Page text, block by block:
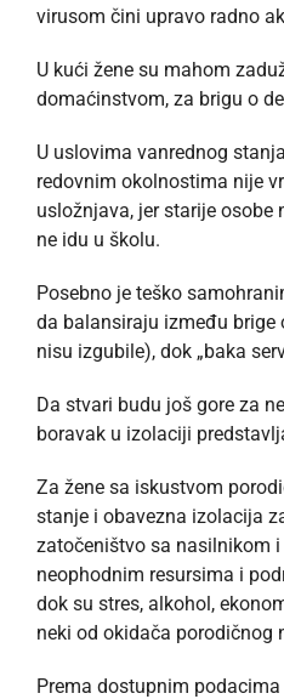
virusom čini upravo radno
U kući žene su mahom
domaćinstvom, za brigu o
U uslovima vanrednog
redovnim okolnostima nije
usložnjava, jer starije osobe
ne idu u školu.
Posebno je teško
da balansiraju između brige
nisu izgubile), dok „baka
Da stvari budu još gore za
boravak u izolaciji
Za žene sa iskustvom
stanje i obavezna izolacija
zatočeništvo sa nasilnikom i
neophodnim resursima i
dok su stres, alkohol,
neki od okidača porodičnog
Prema dostupnim